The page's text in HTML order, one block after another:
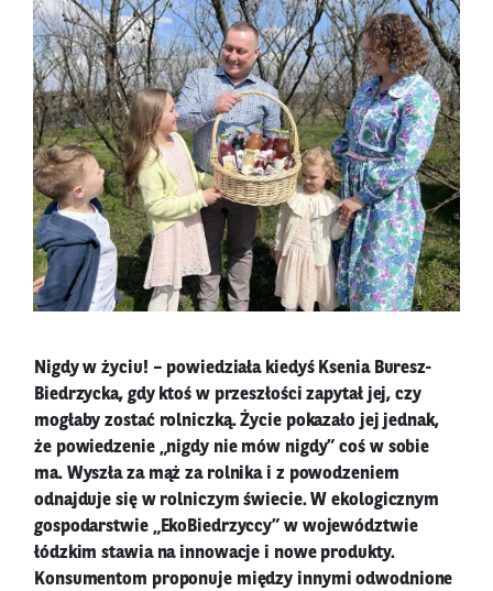
Nigdy w życiu! – powiedziała kiedyś Ksenia Buresz-
Biedrzycka, gdy ktoś w przeszłości zapytał jej, czy
mogłaby zostać rolniczką. Życie pokazało jej jednak,
że powiedzenie „nigdy nie mów nigdy” coś w sobie
ma. Wyszła za mąż za rolnika i z powodzeniem
odnajduje się w rolniczym świecie. W ekologicznym
gospodarstwie „EkoBiedrzyccy” w województwie
łódzkim stawia na innowacje i nowe produkty.
Konsumentom proponuje między innymi odwodnione